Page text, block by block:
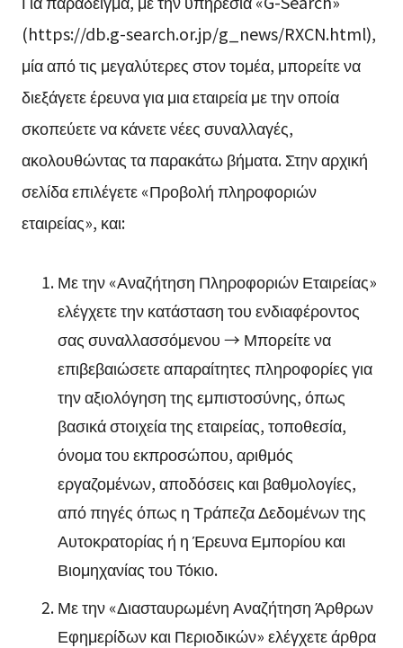
(https://db.g-search.or.jp/g_news/RXCN.html),
μία από τις μεγαλύτερες στον τομέα, μπορείτε να
διεξάγετε έρευνα για μια εταιρεία με την οποία
σκοπεύετε να κάνετε νέες συναλλαγές,
ακολουθώντας τα παρακάτω βήματα. Στην αρχική
σελίδα επιλέγετε «Προβολή πληροφοριών
εταιρείας», και:
Με την «Αναζήτηση Πληροφοριών Εταιρείας»
ελέγχετε την κατάσταση του ενδιαφέροντος
σας συναλλασσόμενου → Μπορείτε να
επιβεβαιώσετε απαραίτητες πληροφορίες για
την αξιολόγηση της εμπιστοσύνης, όπως
βασικά στοιχεία της εταιρείας, τοποθεσία,
όνομα του εκπροσώπου, αριθμός
εργαζομένων, αποδόσεις και βαθμολογίες,
από πηγές όπως η Τράπεζα Δεδομένων της
Αυτοκρατορίας ή η Έρευνα Εμπορίου και
Βιομηχανίας του Τόκιο.
Με την «Διασταυρωμένη Αναζήτηση Άρθρων
Εφημερίδων και Περιοδικών» ελέγχετε άρθρα